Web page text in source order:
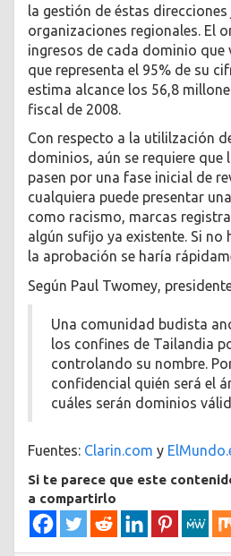
la gestión de éstas
organizaciones regionales. El
ingresos de cada dominio que
que representa el 95% de su
estima alcance los 56,8
fiscal de 2008.
Con respecto a la utililzación
dominios, aún se requiere que
pasen por una fase inicial de
cualquiera puede presentar
como racismo, marcas
algún sufijo ya existente. Si no
la aprobación se haría
Según Paul Twomey,
Una comunidad budista
los confines de Tailandia
controlando su nombre.
confidencial quién será el
cuáles serán dominios
Fuentes: Clarin.com y
Si te parece que este
a compartirlo